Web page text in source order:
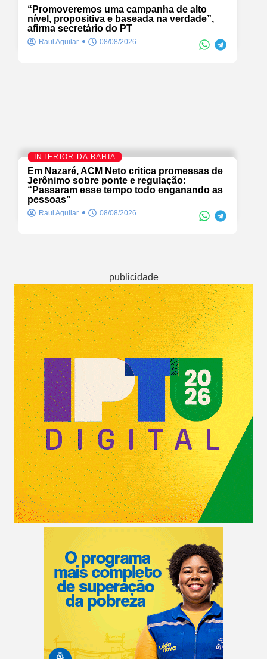
“Promoveremos uma campanha de alto
nível, propositiva e baseada na verdade”,
afirma secretário do PT
Raul Aguilar 08/08/2026
INTERIOR DA BAHIA
Em Nazaré, ACM Neto critica promessas de
Jerônimo sobre ponte e regulação:
“Passaram esse tempo todo enganando as
pessoas”
Raul Aguilar 08/08/2026
publicidade